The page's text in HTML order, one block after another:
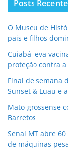
Posts
O Museu de
pais e filhos
Cuiabá leva
proteção contra
Final de semana
Sunset & Luau e
Mato-grossense
Barretos
Senai MT abre
de máquinas